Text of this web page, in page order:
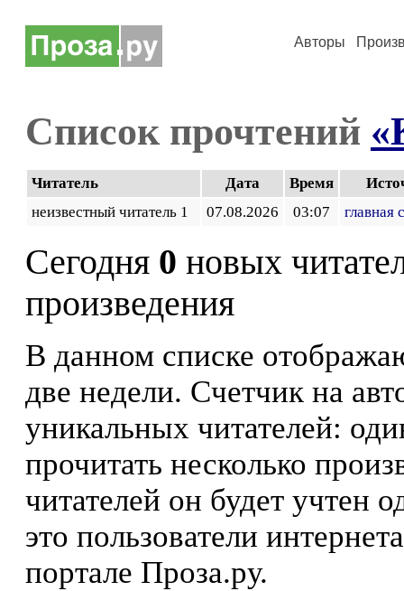
Авторы
Список прочтений
Читатель Дата Время
неизвестный читатель 1
07.08.2026 03:07 главная
Сегодня 0 новых
произведения
В данном списке
две недели. Счетчик на
уникальных читателей:
прочитать несколько
читателей он будет учтен
это пользователи
портале Проза.ру.